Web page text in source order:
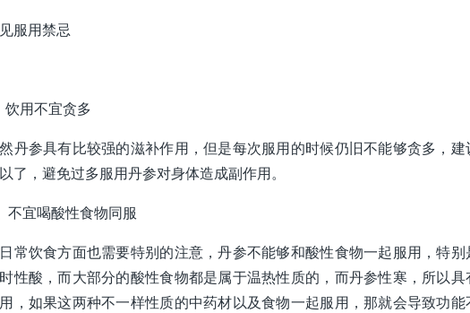
服用禁忌
饮用不宜贪多
丹参具有比较强的滋补作用，但是每次服用的时候仍旧不能够贪多，
了，避免过多服用丹参对身体造成副作用。
不宜喝酸性食物同服
常饮食方面也需要特别的注意，丹参不能够和酸性食物一起服用，特别
性酸，而大部分的酸性食物都是属于温热性质的，而丹参性寒，所以
，如果这两种不一样性质的中药材以及食物一起服用，那就会导致功